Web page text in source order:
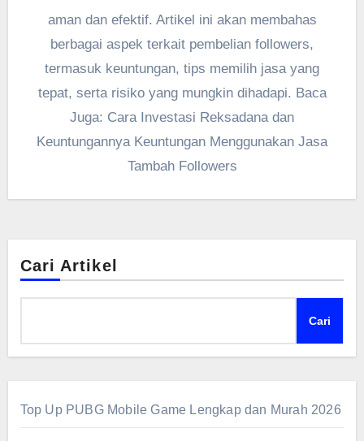
aman dan efektif. Artikel ini akan membahas
berbagai aspek terkait pembelian followers,
termasuk keuntungan, tips memilih jasa yang
tepat, serta risiko yang mungkin dihadapi. Baca
Juga: Cara Investasi Reksadana dan
Keuntungannya Keuntungan Menggunakan Jasa
Tambah Followers
Cari Artikel
Cari
Top Up PUBG Mobile Game Lengkap dan Murah 2026